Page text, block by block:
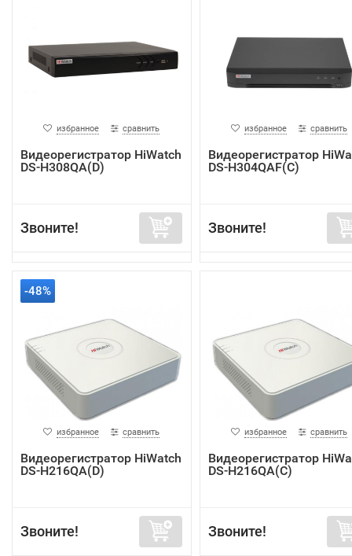
избранное сравнить
Видеорегистратор HiWatch
DS-H308QA(D)
Звоните!
избранное сравнить
Видеорегистратор
DS-H304QAF(C)
Звоните!
-48%
избранное сравнить
Видеорегистратор HiWatch
DS-H216QA(D)
Звоните!
избранное сравнить
Видеорегистратор
DS-H216QA(C)
Звоните!